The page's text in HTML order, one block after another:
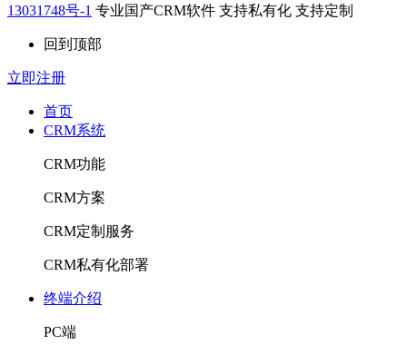
13031748号-1 专业国产CRM软件 支持私有化 支持定制
回到顶部
立即注册
首页
CRM系统
CRM功能
CRM方案
CRM定制服务
CRM私有化部署
终端介绍
PC端